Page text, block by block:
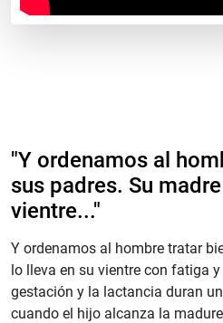
"​Y ordenamos al
sus padres. Su
vientre..."
Y ordenamos al hombre tratar
lo lleva en su vientre con fatiga
gestación y la lactancia duran
cuando el hijo alcanza la